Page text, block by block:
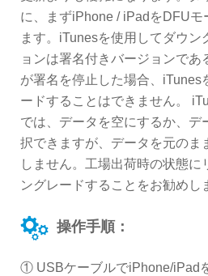
に、まずiPhone / iPadをDFUモ
ます。iTunesを使用してダウン
ョンは署名付きバージョンで
が署名を停止した場合、iTunes
ードすることはできません。
では、データを空にするか、デ
択できますが、データを元のま
しません。工場出荷時の状態に
ングレードすることをお勧めし
操作手順：
① USBケーブルでiPhone/iPad